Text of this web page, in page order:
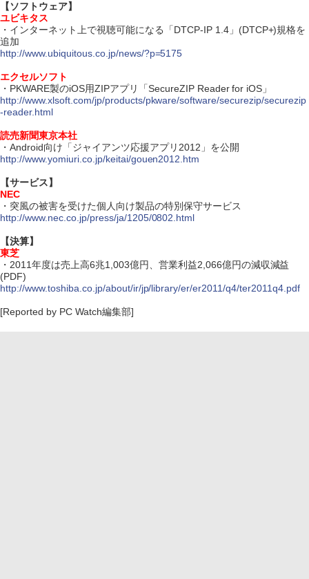
【ソフトウェア】
ユビキタス
・インターネット上で視聴可能になる「DTCP-IP 1.4」(DTCP+)規格を
追加
http://www.ubiquitous.co.jp/news/?p=5175
エクセルソフト
・PKWARE製のiOS用ZIPアプリ「SecureZIP Reader for iOS」
http://www.xlsoft.com/jp/products/pkware/software/securezip/securezip
-reader.html
読売新聞東京本社
・Android向け「ジャイアンツ応援アプリ2012」を公開
http://www.yomiuri.co.jp/keitai/gouen2012.htm
【サービス】
NEC
・突風の被害を受けた個人向け製品の特別保守サービス
http://www.nec.co.jp/press/ja/1205/0802.html
【決算】
東芝
・2011年度は売上高6兆1,003億円、営業利益2,066億円の減収減益
(PDF)
http://www.toshiba.co.jp/about/ir/jp/library/er/er2011/q4/ter2011q4.pdf
[Reported by PC Watch編集部]